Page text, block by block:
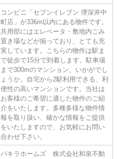
コンビニ「セブンイレブン 堺深井中
町店」が336m以内にある物件です。
共用部にはエレベータ・敷地内ごみ
置き場などが揃っており、とても充
実しています。こちらの物件は駅ま
で徒歩で15分で到着します。駐車場
まで300mのマンション、いかがでし
ょうか。自宅から2駅利用できる、利
便性の高いマンションです。当社は
お客様のご希望に適した物件のご紹
介をいたします。多種多様な物件情
報を取り扱い、確かな情報をご提供
をいたしますので、お気軽にお問い
合わせ下さい。
パキラホームズ 株式会社和泉不動